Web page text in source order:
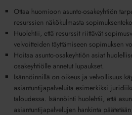
Ottaa huomioon asunto-osakeyhtiön
resurssien näkökulmasta
Huolehtii, että resurssit riittävät
velvoitteiden täyttämiseen sopimuksen
Hoitaa asunto-osakeyhtiön asiat
osakeyhtiölle annetut lupaukset.
Isännöinnillä on oikeus ja velvollisuus
asiantuntijapalveluita esimerkiksi
taloudessa. Isännöinti huolehtii, että
asiantuntijapalvelujen hankinta